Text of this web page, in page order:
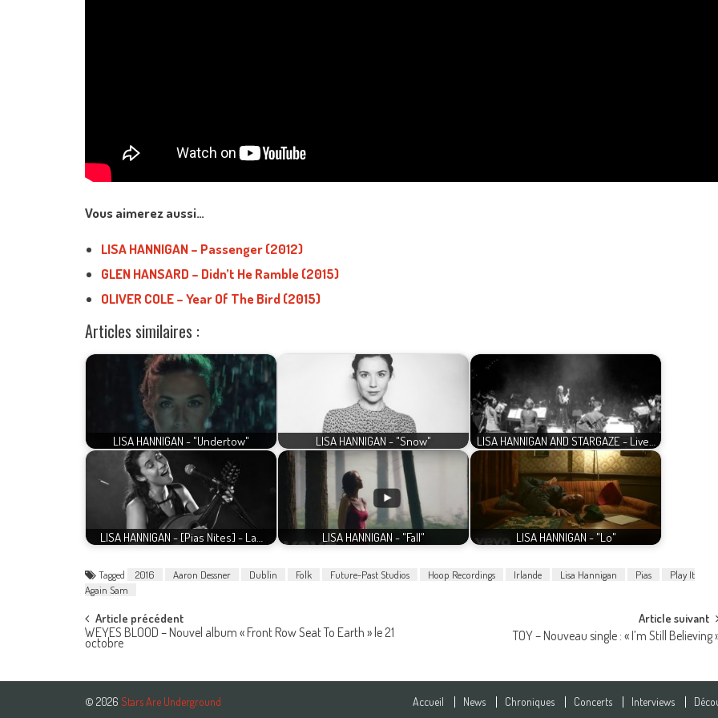
Vous aimerez aussi…
LISA HANNIGAN – Passenger (2012)
GLEN HANSARD – Didn’t He Ramble (2015)
OLIVER COLE – Year Of The Bird (2015)
Articles similaires :
LISA HANNIGAN - "Undertow" LISA HANNIGAN - "Snow" LISA HANNIGAN AND STARGAZE - Live…
LISA HANNIGAN - [Pias Nites] - La… LISA HANNIGAN - "Fall" LISA HANNIGAN - "Lo"
Tagged 2016 Aaron Dessner Dublin Folk Future-Past Studios Hoop Recordings Irlande Lisa Hannigan Pias
Play It
Again Sam
Post
navigation
Article précédent
WEYES BLOOD – Nouvel album « Front Row Seat To Earth » le 21
octobre
Article suivant
TOY – Nouveau single : « I’m Still Believing
© 2026 Stars Are Underground Accueil News Chroniques Concerts Interviews